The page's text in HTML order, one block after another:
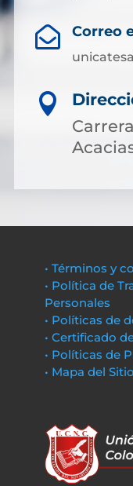
 Correo

• Términos y
• Política de
Personales
• Políticas de
• Certificado
• Políticas de
• Mapa del Sitio